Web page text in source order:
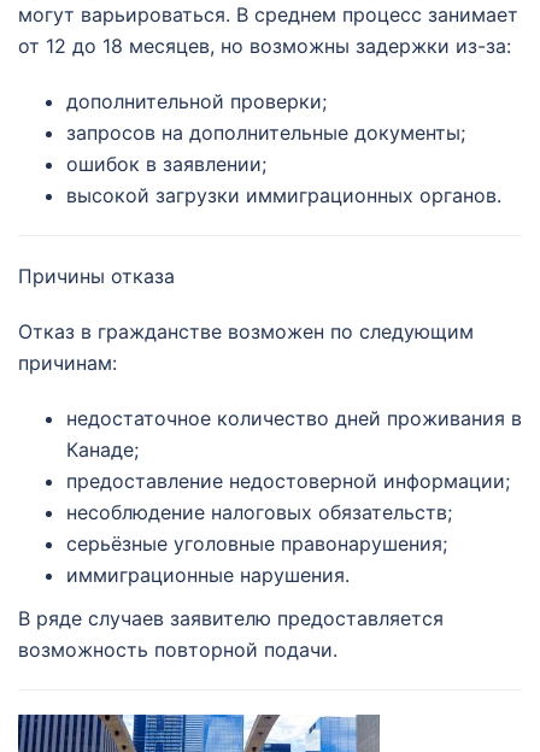
могут варьироваться. В среднем процесс занимает
от 12 до 18 месяцев, но возможны задержки из-за:
дополнительной проверки;
запросов на дополнительные документы;
ошибок в заявлении;
высокой загрузки иммиграционных органов.
Причины отказа
Отказ в гражданстве возможен по следующим
причинам:
недостаточное количество дней проживания в
Канаде;
предоставление недостоверной информации;
несоблюдение налоговых обязательств;
серьёзные уголовные правонарушения;
иммиграционные нарушения.
В ряде случаев заявителю предоставляется
возможность повторной подачи.